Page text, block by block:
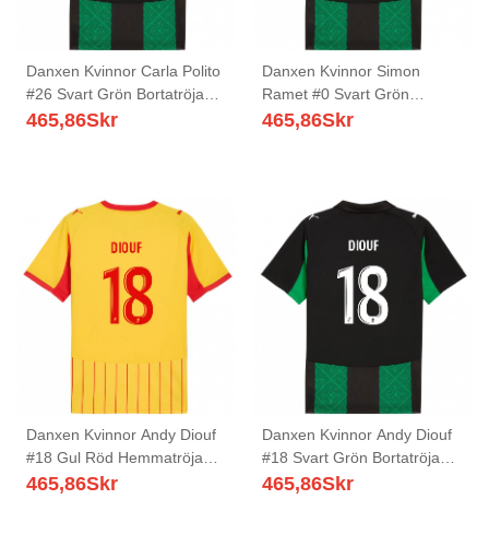
Danxen Kvinnor Carla Polito
#26 Svart Grön Bortatröja
Matchtröjor 2025/26 Tröjor
465,86Skr
Danxen Kvinnor Simon
Ramet #0 Svart Grön
Bortatröja Matchtröjor
465,86Skr
Danxen Kvinnor Andy Diouf
#18 Gul Röd Hemmatröja
Matchtröjor 2025/26 Tröjor
465,86Skr
Danxen Kvinnor Andy Diouf
#18 Svart Grön Bortatröja
Matchtröjor 2025/26 Tröjor
465,86Skr